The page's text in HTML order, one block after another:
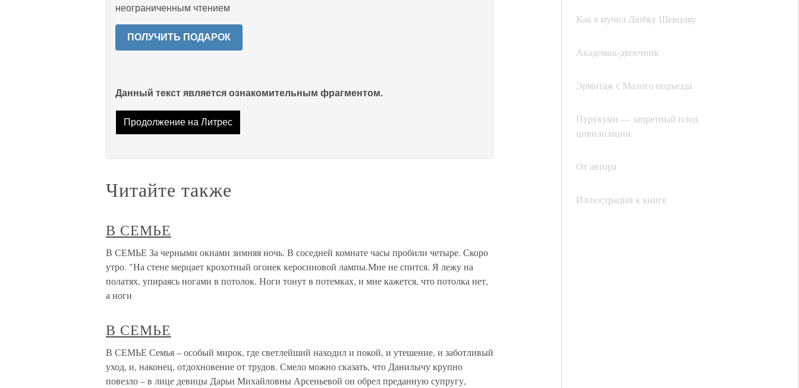
Как я мучил Любку Шевцову
Академик-двоечник
Эрмитаж с Малого подъезда
Пурукуми — запретный плод
цивилизации
От автора
Иллюстрации к книге
неограниченным чтением
ПОЛУЧИТЬ ПОДАРОК
Данный текст является ознакомительным фрагментом.
Продолжение на Литрес
Читайте также
В СЕМЬЕ
В СЕМЬЕ За черными окнами зимняя ночь. В соседней комнате часы пробили четыре. Скоро
утро. "На стене мерцает крохотный огонек керосиновой лампы.Мне не спится. Я лежу на
полатях, упираясь ногами в потолок. Ноги тонут в потемках, и мне кажется, что потолка нет,
а ноги
В СЕМЬЕ
В СЕМЬЕ Семья – особый мирок, где светлейший находил и покой, и утешение, и заботливый
уход, и, наконец, отдохновение от трудов. Смело можно сказать, что Данилычу крупно
повезло – в лице девицы Дарьи Михайловны Арсеньевой он обрел преданную супругу,